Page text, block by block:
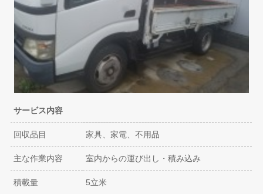
サービス内容
回収品目 家具、家電、不用品
主な作業内容 室内からの運び出し・積み込み
積載量 5立米